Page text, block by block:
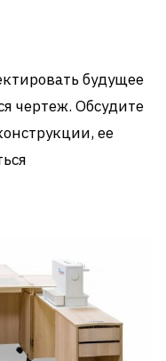
будущее
чертеж. Обсудите
ее